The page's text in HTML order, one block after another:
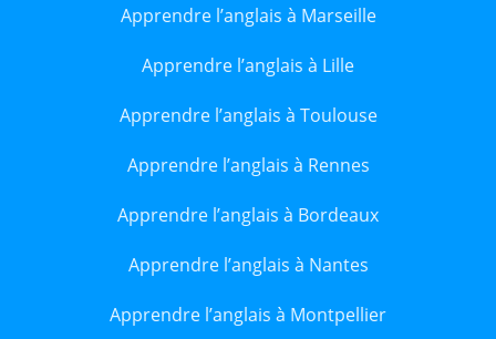
Apprendre l’anglais à Marseille
Apprendre l’anglais à Lille
Apprendre l’anglais à Toulouse
Apprendre l’anglais à Rennes
Apprendre l’anglais à Bordeaux
Apprendre l’anglais à Nantes
Apprendre l’anglais à Montpellier